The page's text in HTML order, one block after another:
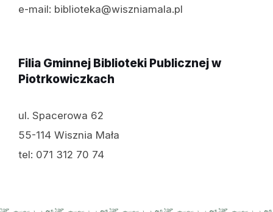
e-mail: biblioteka@wiszniamala.pl
Filia Gminnej Biblioteki Publicznej w
Piotrkowiczkach
ul. Spacerowa 62
55-114 Wisznia Mała
tel: 071 312 70 74